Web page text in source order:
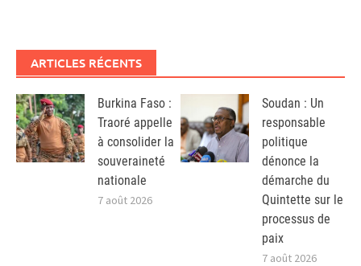
ARTICLES RÉCENTS
Burkina Faso :
Traoré appelle
à consolider la
souveraineté
nationale
7 août 2026
Soudan : Un
responsable
politique
dénonce la
démarche du
Quintette sur le
processus de
paix
7 août 2026